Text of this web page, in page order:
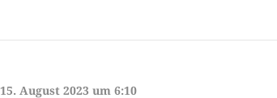
15. August 2023 um 6:10